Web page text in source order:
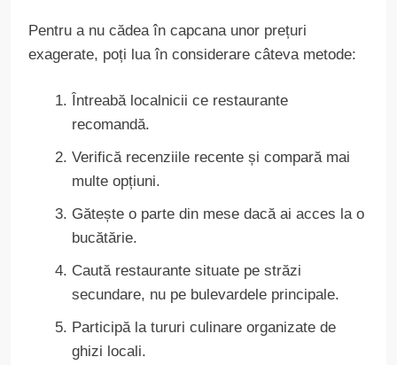
Pentru a nu cădea în capcana unor prețuri
exagerate, poți lua în considerare câteva metode:
Întreabă localnicii ce restaurante
recomandă.
Verifică recenziile recente și compară mai
multe opțiuni.
Gătește o parte din mese dacă ai acces la o
bucătărie.
Caută restaurante situate pe străzi
secundare, nu pe bulevardele principale.
Participă la tururi culinare organizate de
ghizi locali.